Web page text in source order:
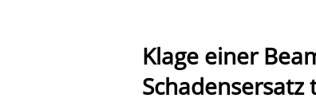
Klage einer